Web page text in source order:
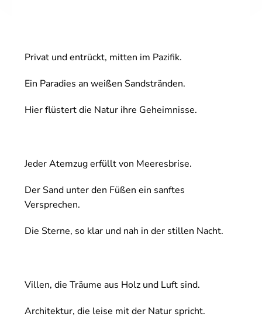
Privat und entrückt, mitten im Pazifik.
Ein Paradies an weißen Sandstränden.
Hier flüstert die Natur ihre Geheimnisse.
Jeder Atemzug erfüllt von Meeresbrise.
Der Sand unter den Füßen ein sanftes
Versprechen.
Die Sterne, so klar und nah in der stillen Nacht.
Villen, die Träume aus Holz und Luft sind.
Architektur, die leise mit der Natur spricht.